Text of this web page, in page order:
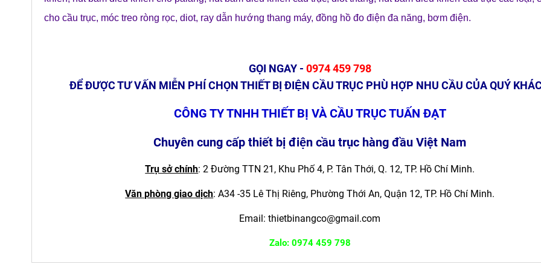
cho cầu trục, móc treo ròng rọc, diot, ray dẫn hướng thang máy, đồng hồ đo điện đa năng, bơm điện.
GỌI NGAY - 0974 459 798
ĐỂ ĐƯỢC TƯ VẤN MIỄN PHÍ CHỌN THIẾT BỊ ĐIỆN CẦU TRỤC PHÙ HỢP NHU CẦU CỦA QUÝ
CÔNG TY TNHH THIẾT BỊ VÀ CẦU TRỤC TUẤN ĐẠT
Chuyên cung cấp thiết bị điện cầu trục hàng đầu Việt Nam
Trụ sở chính: 2 Đường TTN 21, Khu Phố 4, P. Tân Thới, Q. 12, TP. Hồ Chí Minh.
Văn phòng giao dịch:A34 -35 Lê Thị Riêng, Phường Thới An, Quận 12,TP. Hồ Chí Minh.
Email:thietbinangco@gmail.com
Zalo: 0974 459 798